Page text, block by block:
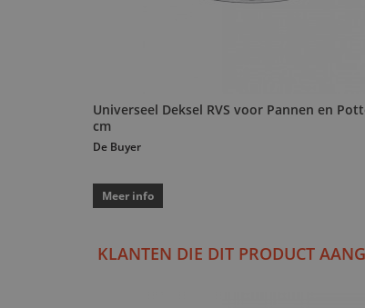
Universeel Deksel RVS voor Pannen en
cm
De Buyer
Meer info
KLANTEN DIE DIT PRODUCT